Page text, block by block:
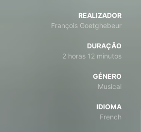
REALIZADOR
François Goetghebeur
DURAÇÃO
2 horas 12 minutos
GÉNERO
Musical
IDIOMA
French